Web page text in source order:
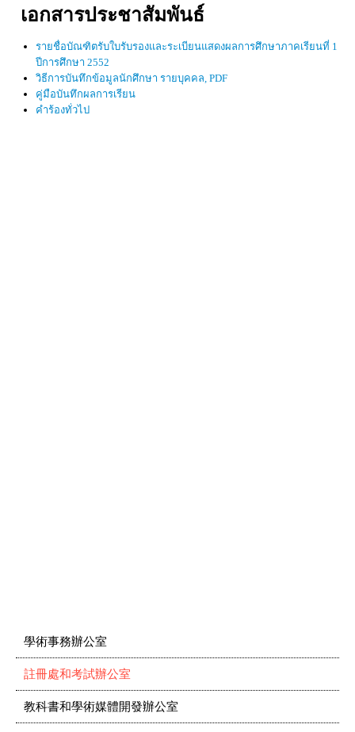
เอกสารประชาสัมพันธ์
รายชื่อบัณฑิตรับใบรับรองและระเบียนแสดงผลการศึกษาภาคเรียนที่ 1
ปีการศึกษา 2552
วิธีการบันทึกข้อมูลนักศึกษา รายบุคคล, PDF
คู่มือบันทึกผลการเรียน
คำร้องทั่วไป
學術事務辦公室
註冊處和考試辦公室
教科書和學術媒體開發辦公室